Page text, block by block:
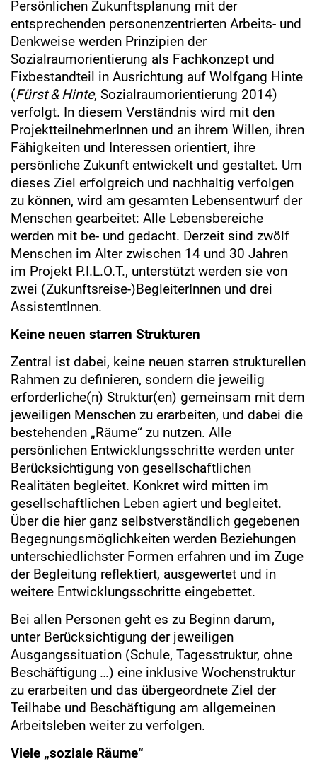
Persönlichen Zukunftsplanung mit der
entsprechenden personenzentrierten Arbeits- und
Denkweise werden Prinzipien der
Sozialraumorientierung als Fachkonzept und
Fixbestandteil in Ausrichtung auf Wolfgang Hinte
(Fürst & Hinte, Sozialraumorientierung 2014)
verfolgt. In diesem Verständnis wird mit den
ProjektteilnehmerInnen und an ihrem Willen, ihren
Fähigkeiten und Interessen orientiert, ihre
persönliche Zukunft entwickelt und gestaltet. Um
dieses Ziel erfolgreich und nachhaltig verfolgen
zu können, wird am gesamten Lebensentwurf der
Menschen gearbeitet: Alle Lebensbereiche
werden mit be- und gedacht. Derzeit sind zwölf
Menschen im Alter zwischen 14 und 30 Jahren
im Projekt P.I.L.O.T., unterstützt werden sie von
zwei (Zukunftsreise-)BegleiterInnen und drei
AssistentInnen.
Keine neuen starren Strukturen
Zentral ist dabei, keine neuen starren strukturellen
Rahmen zu definieren, sondern die jeweilig
erforderliche(n) Struktur(en) gemeinsam mit dem
jeweiligen Menschen zu erarbeiten, und dabei die
bestehenden „Räume“ zu nutzen. Alle
persönlichen Entwicklungsschritte werden unter
Berücksichtigung von gesellschaftlichen
Realitäten begleitet. Konkret wird mitten im
gesellschaftlichen Leben agiert und begleitet.
Über die hier ganz selbstverständlich gegebenen
Begegnungsmöglichkeiten werden Beziehungen
unterschiedlichster Formen erfahren und im Zuge
der Begleitung reflektiert, ausgewertet und in
weitere Entwicklungsschritte eingebettet.
Bei allen Personen geht es zu Beginn darum,
unter Berücksichtigung der jeweiligen
Ausgangssituation (Schule, Tagesstruktur, ohne
Beschäftigung …) eine inklusive Wochenstruktur
zu erarbeiten und das übergeordnete Ziel der
Teilhabe und Beschäftigung am allgemeinen
Arbeitsleben weiter zu verfolgen.
Viele „soziale Räume“